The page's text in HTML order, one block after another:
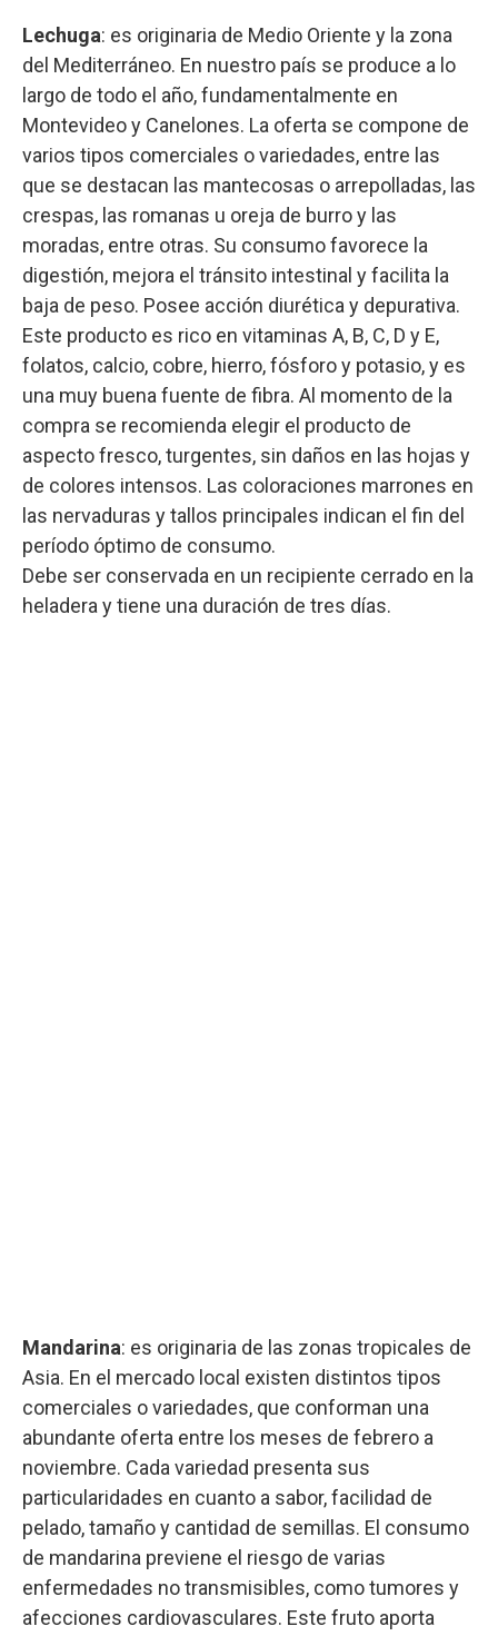
Lechuga: es originaria de Medio Oriente y la zona
del Mediterráneo. En nuestro país se produce a lo
largo de todo el año, fundamentalmente en
Montevideo y Canelones. La oferta se compone de
varios tipos comerciales o variedades, entre las
que se destacan las mantecosas o arrepolladas, las
crespas, las romanas u oreja de burro y las
moradas, entre otras. Su consumo favorece la
digestión, mejora el tránsito intestinal y facilita la
baja de peso. Posee acción diurética y depurativa.
Este producto es rico en vitaminas A, B, C, D y E,
folatos, calcio, cobre, hierro, fósforo y potasio, y es
una muy buena fuente de fibra. Al momento de la
compra se recomienda elegir el producto de
aspecto fresco, turgentes, sin daños en las hojas y
de colores intensos. Las coloraciones marrones en
las nervaduras y tallos principales indican el fin del
período óptimo de consumo.
Debe ser conservada en un recipiente cerrado en la
heladera y tiene una duración de tres días.
Mandarina: es originaria de las zonas tropicales de
Asia. En el mercado local existen distintos tipos
comerciales o variedades, que conforman una
abundante oferta entre los meses de febrero a
noviembre. Cada variedad presenta sus
particularidades en cuanto a sabor, facilidad de
pelado, tamaño y cantidad de semillas. El consumo
de mandarina previene el riesgo de varias
enfermedades no transmisibles, como tumores y
afecciones cardiovasculares. Este fruto aporta